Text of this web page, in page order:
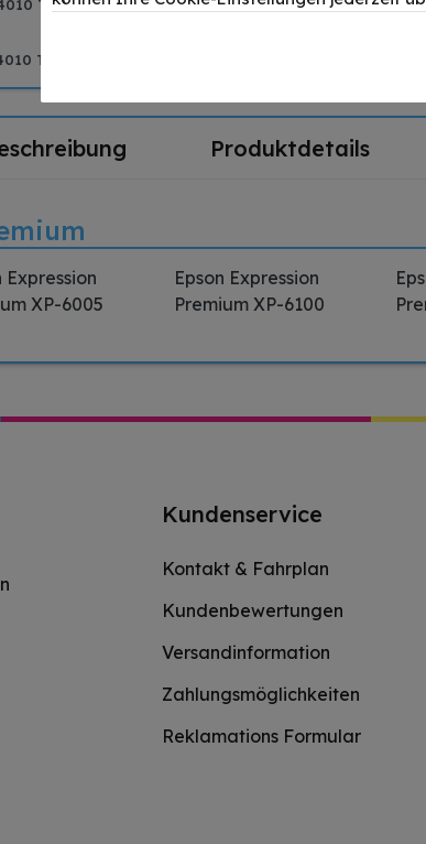
Tinte Cyan bis zu 300 Seiten 4ml
Tinte Magenta bis zu 300 Seiten 4ml
Produktdetails
Expression
XP-6005
Epson Expression
Premium XP-6100
Kundenservice
Kontakt & Fahrplan
Kundenbewertungen
Versandinformation
Zahlungsmöglichkeiten
Reklamations Formular